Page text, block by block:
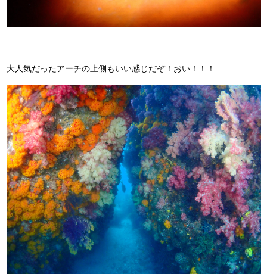
大人気だったアーチの上側もいい感じだぞ！おい！！！